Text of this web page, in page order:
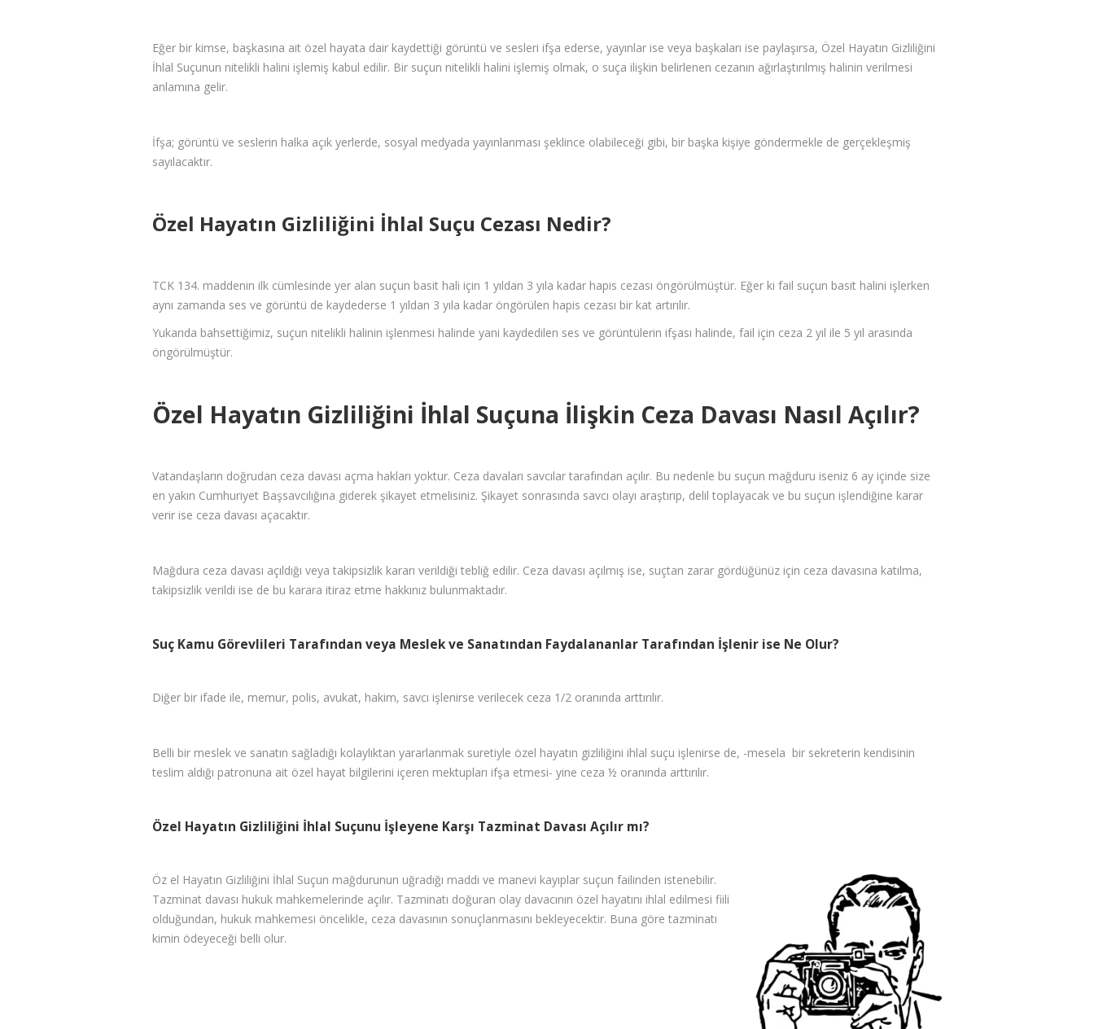
Eğer bir kimse, başkasına ait özel hayata dair kaydettiği görüntü ve sesleri ifşa ederse, yayınlar ise veya başkaları ise paylaşırsa, Özel Hayatın Gizliliğini
İhlal Suçunun nitelikli halini işlemiş kabul edilir. Bir suçun nitelikli halini işlemiş olmak, o suça ilişkin belirlenen cezanın ağırlaştırılmış halinin verilmesi
anlamına gelir.
İfşa; görüntü ve seslerin halka açık yerlerde, sosyal medyada yayınlanması şeklince olabileceği gibi, bir başka kişiye göndermekle de gerçekleşmiş
sayılacaktır.
Özel Hayatın Gizliliğini İhlal Suçu Cezası Nedir?
TCK 134. maddenin ilk cümlesinde yer alan suçun basit hali için 1 yıldan 3 yıla kadar hapis cezası öngörülmüştür. Eğer ki fail suçun basit halini işlerken
aynı zamanda ses ve görüntü de kaydederse 1 yıldan 3 yıla kadar öngörülen hapis cezası bir kat artırılır.
Yukarıda bahsettiğimiz, suçun nitelikli halinin işlenmesi halinde yani kaydedilen ses ve görüntülerin ifşası halinde, fail için ceza 2 yıl ile 5 yıl arasında
öngörülmüştür.
Özel Hayatın Gizliliğini İhlal Suçuna İlişkin Ceza Davası Nasıl Açılır?
Vatandaşların doğrudan ceza davası açma hakları yoktur. Ceza davaları savcılar tarafından açılır. Bu nedenle bu suçun mağduru iseniz 6 ay içinde size
en yakın Cumhuriyet Başsavcılığına giderek şikayet etmelisiniz. Şikayet sonrasında savcı olayı araştırıp, delil toplayacak ve bu suçun işlendiğine karar
verir ise ceza davası açacaktır.
Mağdura ceza davası açıldığı veya takipsizlik kararı verildiği tebliğ edilir. Ceza davası açılmış ise, suçtan zarar gördüğünüz için ceza davasına katılma,
takipsizlik verildi ise de bu karara itiraz etme hakkınız bulunmaktadır.
Suç Kamu Görevlileri Tarafından veya Meslek ve Sanatından Faydalananlar Tarafından İşlenir ise Ne Olur?
Diğer bir ifade ile, memur, polis, avukat, hakim, savcı işlenirse verilecek ceza 1/2 oranında arttırılır.
Belli bir meslek ve sanatın sağladığı kolaylıktan yararlanmak suretiyle özel hayatın gizliliğini ihlal suçu işlenirse de, -mesela bir sekreterin kendisinin
teslim aldığı patronuna ait özel hayat bilgilerini içeren mektupları ifşa etmesi- yine ceza ½ oranında arttırılır.
Özel Hayatın Gizliliğini İhlal Suçunu İşleyene Karşı Tazminat Davası Açılır mı?
Öz el Hayatın Gizliliğini İhlal Suçun mağdurunun uğradığı maddi ve manevi kayıplar suçun failinden istenebilir.
Tazminat davası hukuk mahkemelerinde açılır. Tazminatı doğuran olay davacının özel hayatını ihlal edilmesi fiili
olduğundan, hukuk mahkemesi öncelikle, ceza davasının sonuçlanmasını bekleyecektir. Buna göre tazminatı
kimin ödeyeceği belli olur.